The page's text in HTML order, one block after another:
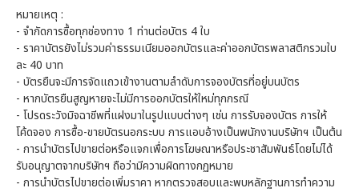
หมายเหตุ :
- จำกัดการซื้อทุกช่องทาง 1 ท่านต่อบัตร 4 ใบ
- ราคาบัตรยังไม่รวมค่าธรรมเนียมออกบัตรและค่าออกบัตรพลาสติกรวมใบ
ละ 40 บาท
- บัตรยืนจะมีการจัดแถวเข้างานตามลำดับการจองบัตรที่อยู่บนบัตร
- หากบัตรยืนสูญหายจะไม่มีการออกบัตรให้ใหม่ทุกกรณี
- โปรดระวังมิจฉาชีพที่แฝงมาในรูปแบบต่างๆ เช่น การรับจองบัตร การให้
โค้ดจอง การซื้อ-ขายบัตรนอกระบบ การแอบอ้างเป็นพนักงานบริษัทฯ เป็นต้น
- การนำบัตรไปขายต่อหรือแจกเพื่อการโฆษณาหรือประชาสัมพันธ์โดยไม่ได้
รับอนุญาตจากบริษัทฯ ถือว่ามีความผิดทางกฏหมาย
- การนำบัตรไปขายต่อเพิ่มราคา หากตรวจสอบและพบหลักฐานการทำความ